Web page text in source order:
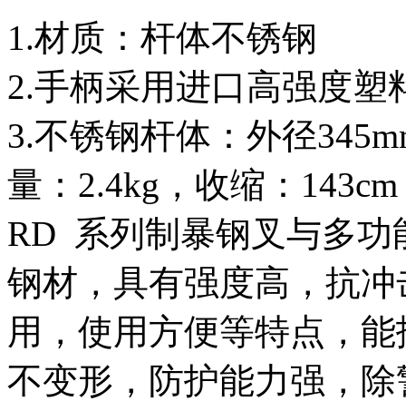
1.材质：杆体不锈钢
2.手柄采用进口高强度塑
3.不锈钢杆体：外径
量：2.4kg，收缩：
RD 系列制暴钢叉与多功
钢材，具有强度高，抗
用，使用方便等特点，
不变形，防护能力强，